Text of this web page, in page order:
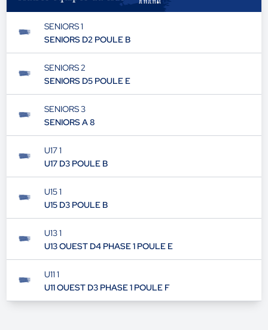
SENIORS 1
SENIORS D2 POULE B
SENIORS 2
SENIORS D5 POULE E
SENIORS 3
SENIORS A 8
U17 1
U17 D3 POULE B
U15 1
U15 D3 POULE B
U13 1
U13 OUEST D4 PHASE 1 POULE E
U11 1
U11 OUEST D3 PHASE 1 POULE F